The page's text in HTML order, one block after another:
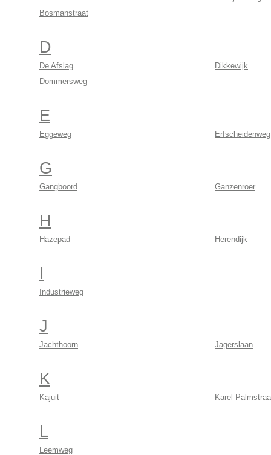
Bosmanstraat
D
De Afslag
Dikkewijk
Dommersweg
E
Eggeweg Erfscheidenweg
G
Gangboord Ganzenroer
H
Hazepad Herendijk
I
Industrieweg
J
Jachthoorn Jagerslaan
K
Kajuit Karel
L
Leemweg